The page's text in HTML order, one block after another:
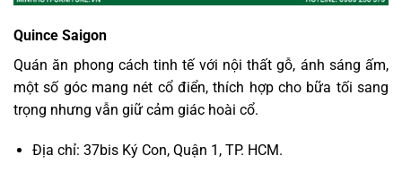
Quince Saigon
Quán ăn phong cách tinh tế với nội thất gỗ, ánh sáng ấm,
một số góc mang nét cổ điển, thích hợp cho bữa tối sang
trọng nhưng vẫn giữ cảm giác hoài cổ.
Địa chỉ: 37bis Ký Con, Quận 1, TP. HCM.